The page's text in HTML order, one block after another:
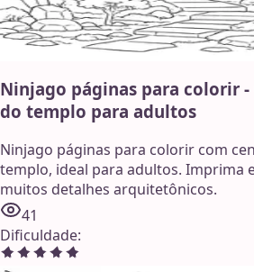
Ninjago páginas para colorir -
do templo para adultos
Ninjago páginas para colorir com
templo, ideal para adultos. Imprima
muitos detalhes arquitetônicos.
41
Dificuldade: